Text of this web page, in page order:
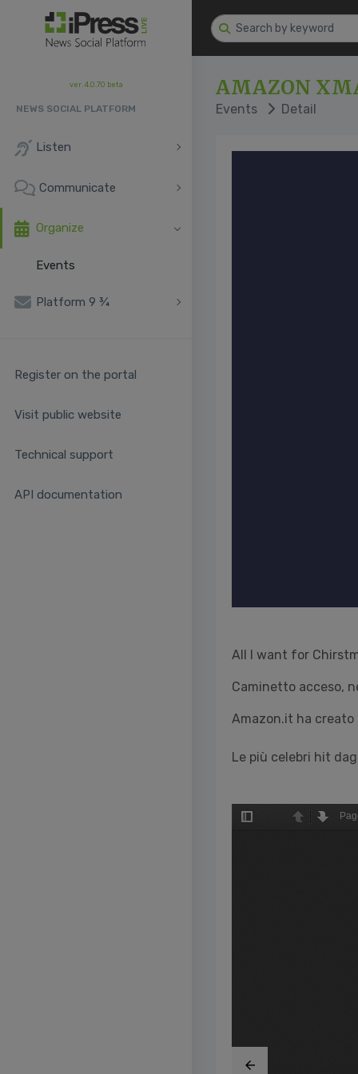
ver. 4.0.70 beta
NEWS SOCIAL PLATFORM
Listen
Communicate
Organize
Events
Platform 9 ¾
Register on the portal
Visit public website
Technical support
API documentation
AMAZON
Events Detail
All I want for
Caminetto acceso,
Amazon.it ha
Le più celebri hit